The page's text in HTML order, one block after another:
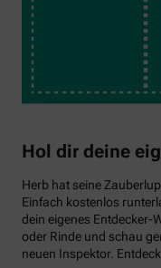
Hol dir deine
Herb hat seine
Einfach kostenlos
dein eigenes Entdecker-
oder Rinde und schau
neuen Inspektor.